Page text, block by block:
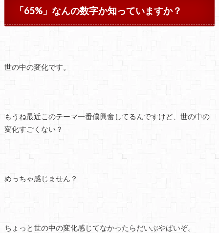
「65%」なんの数字か知っていますか？
世の中の変化です。
もうね最近このテーマ一番僕興奮してるんですけど、世の中の
変化すごくない？
めっちゃ感じません？
ちょっと世の中の変化感じてなかったらだいぶやばいぞ。